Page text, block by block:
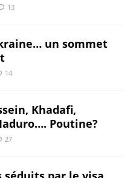
13
un sommet
14
Khadafi,
Poutine?
27